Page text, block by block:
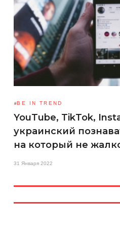
BE IN TREND
YouTube, TikTok,
украинский
на который не
31 Января 2022